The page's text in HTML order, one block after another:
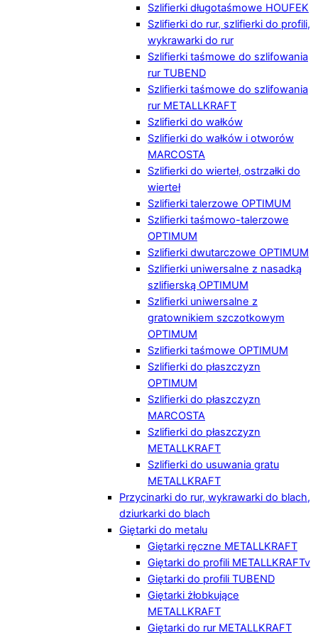
Szlifierki długotaśmowe HOUFEK
Szlifierki do rur, szlifierki do profili,
wykrawarki do rur
Szlifierki taśmowe do szlifowania
rur TUBEND
Szlifierki taśmowe do szlifowania
rur METALLKRAFT
Szlifierki do wałków
Szlifierki do wałków i otworów
MARCOSTA
Szlifierki do wierteł, ostrzałki do
wierteł
Szlifierki talerzowe OPTIMUM
Szlifierki taśmowo-talerzowe
OPTIMUM
Szlifierki dwutarczowe OPTIMUM
Szlifierki uniwersalne z nasadką
szlifierską OPTIMUM
Szlifierki uniwersalne z
gratownikiem szczotkowym
OPTIMUM
Szlifierki taśmowe OPTIMUM
Szlifierki do płaszczyzn
OPTIMUM
Szlifierki do płaszczyzn
MARCOSTA
Szlifierki do płaszczyzn
METALLKRAFT
Szlifierki do usuwania gratu
METALLKRAFT
Przycinarki do rur, wykrawarki do blach,
dziurkarki do blach
Giętarki do metalu
Giętarki ręczne METALLKRAFT
Giętarki do profili METALLKRAFTv
Giętarki do profili TUBEND
Giętarki żłobkujące
METALLKRAFT
Giętarki do rur METALLKRAFT